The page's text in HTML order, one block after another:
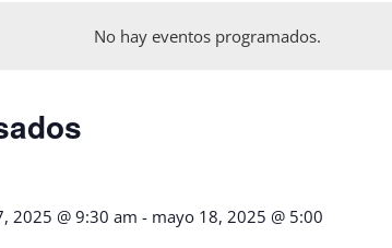
No hay eventos programados.
2025 @ 9:30 am - mayo 18, 2025 @ 5:00